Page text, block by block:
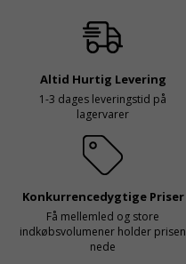
med en leverantör som
både har rätt produkter
och eAltid Hurtig Levering
1-3 dages leveringstid på
lagervarer
Konkurrencedygtige Priser
Få mellemled og store
indkøbsvolumener holder prisen
nede